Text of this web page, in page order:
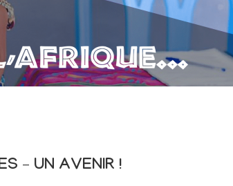
– UN AVENIR !